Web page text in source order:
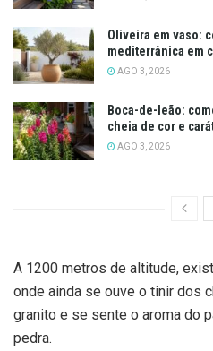
Oliveira em vaso:
mediterrânica em
AGO 3, 2026
Boca-de-leão:
cheia de cor e
AGO 3, 2026
A 1200 metros de altitude,
onde ainda se ouve o tinir dos
granito e se sente o aroma do
pedra.